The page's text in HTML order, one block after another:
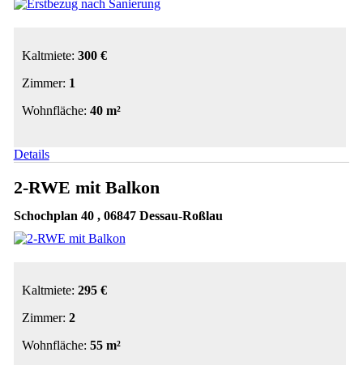
Kaltmiete: 300 €
Zimmer: 1
Wohnfläche: 40 m²
Details
2-RWE mit Balkon
Schochplan 40 , 06847 Dessau-Roßlau
Kaltmiete: 295 €
Zimmer: 2
Wohnfläche: 55 m²